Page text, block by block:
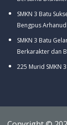
SMKN 3 Batu
Bengpus Arhanud
SMKN 3 Batu
Berkarakter dan
225 Murid SMKN